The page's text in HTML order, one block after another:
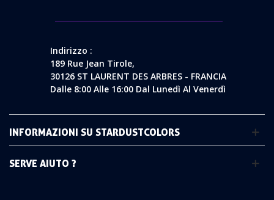
Indirizzo :
189 Rue Jean Tirole,
30126 ST LAURENT DES ARBRES - FRANCIA
Dalle 8:00 Alle 16:00 Dal Lunedì Al Venerdì
INFORMAZIONI SU STARDUSTCOLORS
SERVE AIUTO ?